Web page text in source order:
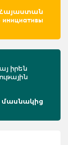
Հայաստան
инициативы
իրեն